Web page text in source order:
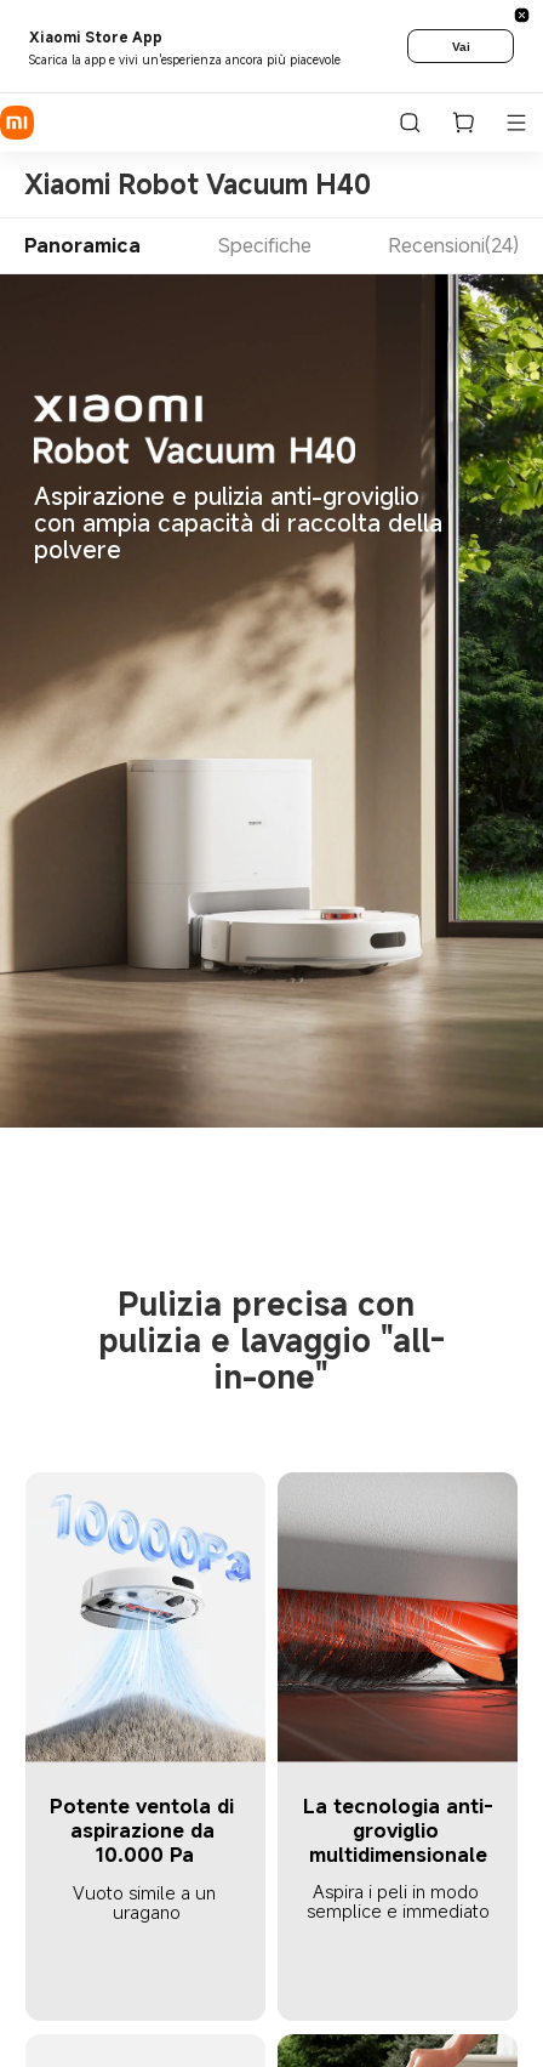
Xiaomi Store App
Scarica la app e vivi un'esperienza ancora più piacevole
Vai
Xiaomi Robot Vacuum H40
Panoramica Specifiche Recensioni(24)
Aspirazione e pulizia anti-groviglio
con ampia capacità di raccolta della
polvere
Pulizia precisa con
pulizia e lavaggio "all-
in-one"
Potente ventola di
aspirazione da
10.000 Pa
Vuoto simile a un
uragano
La tecnologia anti-
groviglio
multidimensionale
Aspira i peli in modo
semplice e immediato